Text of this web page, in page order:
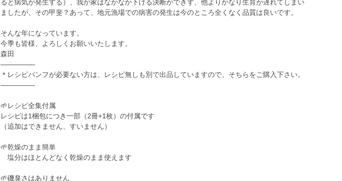
ると病気が発生する）、我が家はなかなか下げる決断ができず、他よりかなり生育が遅れてしまい
ましたが、その甲斐？あって、地元漁場での病害の発生は今のところ全くなく品質は良いです。
そんな年になっています。
今季も皆様、よろしくお願いいたします。
森田
―――――
＊レシピパンフが必要ない方は、レシピ無しも別で出品していますので、そちらをご購入下さい。
―――――
🌱レシピ全集付属
レシピは1梱包につき一部（2冊+1枚）の付属です
（追加はできません、すいません）
🌱乾燥のまま簡単
塩分はほとんどなく乾燥のまま使えます
🌱磯臭さはありません